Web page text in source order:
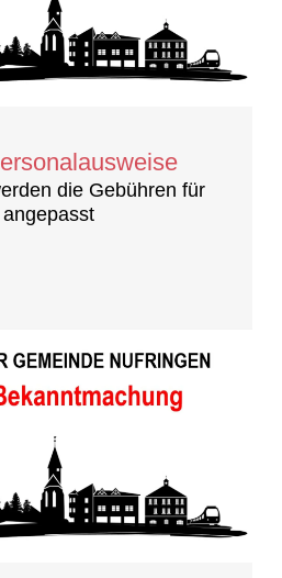
die Gebühren für